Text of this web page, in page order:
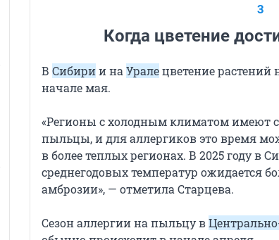
3
Когда цветение
В Сибирии на Уралецветение растений
начале мая.
«Регионы с холодным климатом имеют
пыльцы, и для аллергиков это время
в более теплых регионах. В 2025 году в
среднегодовых температур ожидается
амброзии», — отметила Старцева.
Сезон аллергии на пыльцу в